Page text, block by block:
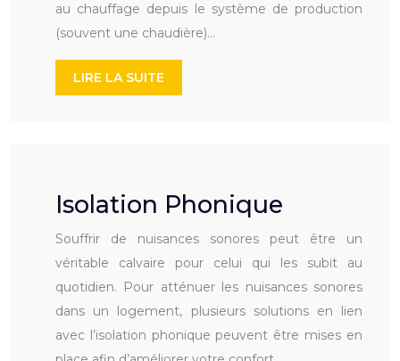
au chauffage depuis le système de production
(souvent une chaudière)…
LIRE LA SUITE
Isolation Phonique
Souffrir de nuisances sonores peut être un
véritable calvaire pour celui qui les subit au
quotidien. Pour atténuer les nuisances sonores
dans un logement, plusieurs solutions en lien
avec l’isolation phonique peuvent être mises en